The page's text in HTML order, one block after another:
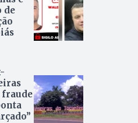
de
fraude